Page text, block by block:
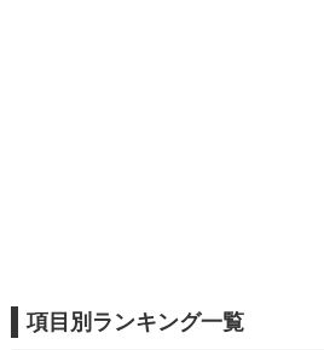
項目別ランキング一覧